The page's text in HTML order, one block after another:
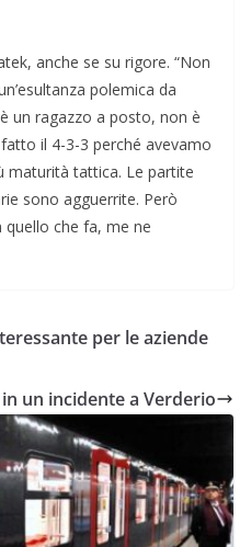
anche se su rigore. “Non
polemica da
un ragazzo a posto, non è
il 4-3-3 perché avevamo
maturità tattica. Le partite
sono agguerrite. Però
quello che fa, me ne
per le aziende
un incidente a Verderio